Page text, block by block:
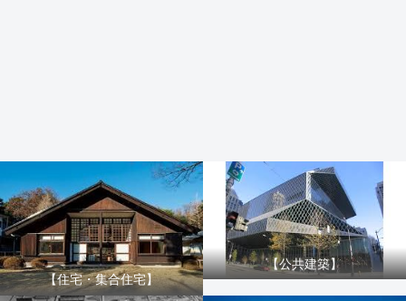
【住宅・集合住宅】
【公共建築】